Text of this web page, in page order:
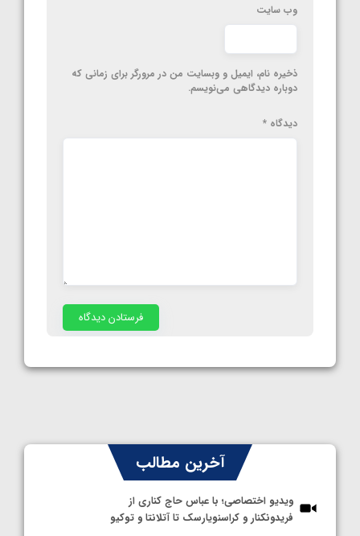
وب‌ سایت
ذخیره نام، ایمیل و وبسایت من در مرورگر برای زمانی که
دوباره دیدگاهی می‌نویسم.
دیدگاه *
آخرین مطالب
ویدیو اختصاصی؛ با عباس حاج کناری از
فریدونکنار و کراسنویارسک تا آتلانتا و توکیو